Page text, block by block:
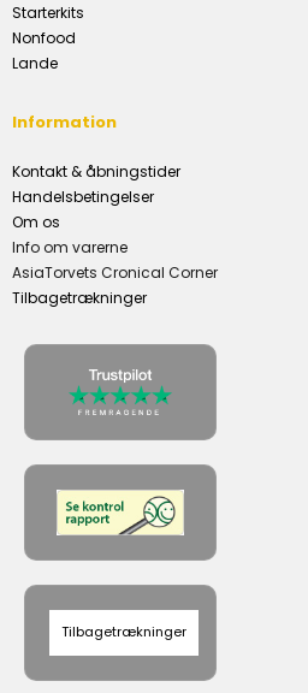
Starterkits
Nonfood
Lande
Information
Kontakt & åbningstider
Handelsbetingelser
Om os
Info om varerne
AsiaTorvets Cronical Corner
Tilbagetrækninger
Tilbagetrækninger